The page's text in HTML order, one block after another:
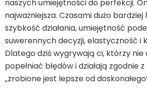
naszych umiejętności do perfekcji.
najważniejsza. Czasami dużo bardziej
szybkość działania, umiejętność
suwerennych decyzji, elastyczność i
Dlatego dziś wygrywają ci, którzy nie
popełniać błędów i działają zgodnie
„zrobione jest lepsze od